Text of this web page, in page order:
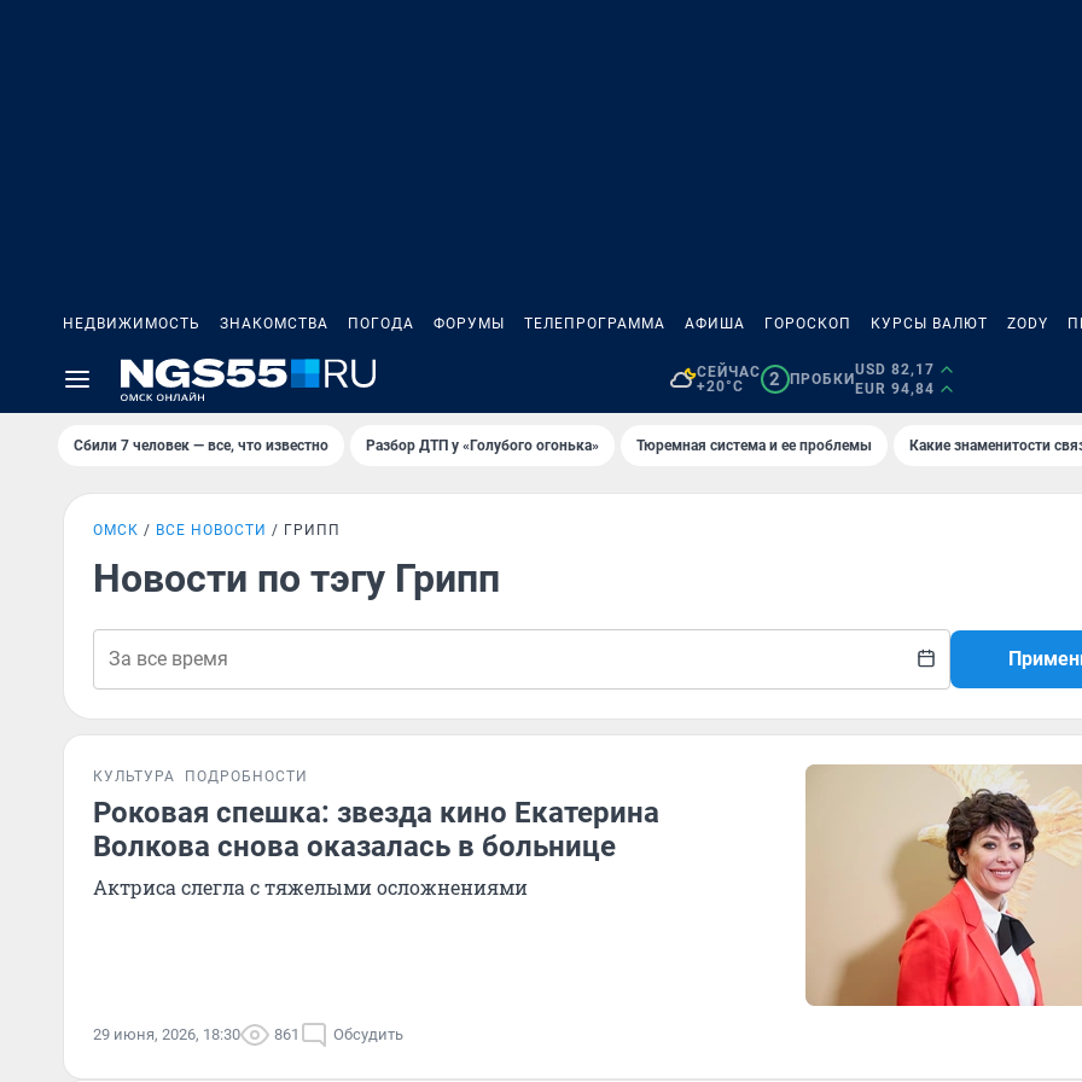
НЕДВИЖИМОСТЬ ЗНАКОМСТВА ПОГОДА ФОРУМЫ ТЕЛЕПРОГРАММА АФИША ГОРОСКОП КУРСЫ ВАЛЮТ ZODY
СЕЙЧАС
+20°C
2 ПРОБКИ
USD 82,17
EUR 94,84
Сбили 7 человек — все, что известно Разбор ДТП у «Голубого огонька» Тюремная система и ее проблемы Какие знаменитости
ОМСК ВСЕ НОВОСТИ ГРИПП
Новости по тэгу Грипп
КУЛЬТУРА ПОДРОБНОСТИ
Роковая спешка: звезда кино Екатерина
Волкова снова оказалась в больнице
Актриса слегла с тяжелыми осложнениями
29 июня, 2026, 18:30 861 Обсудить